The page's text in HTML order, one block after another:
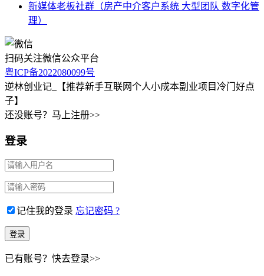
新媒体老板社群（房产中介客户系统 大型团队 数字化管
理）
扫码关注微信公众平台
粤ICP备2022080099号
逆林创业记_【推荐新手互联网个人小成本副业项目冷门好点
子】
还没账号？马上注册>>
登录
记住我的登录 忘记密码 ?
已有账号？快去登录>>